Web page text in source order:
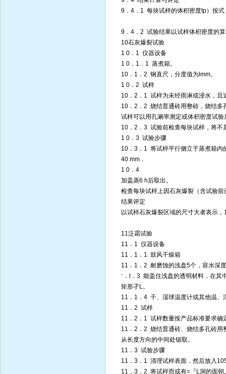
9．4．1 每块试样的体积密度tp）按
9．4．2 试验结果以试样体积密度的
10石灰爆裂试验
1 0．1 仪器设备
1 0．1．1 蒸煮箱。
10．1．2 钢直尺，分度值为lmm。
1 0．2 试样
10．2．1 试样为未经雨淋或浸水，且
10．2．2 烧结普通砖用整砖，烧结多
试样可以用孔涮率测定或体积密度试验
10．2．3 试验前检查每块试样，将不
1 0．3 试验步骤
10．3．1 将试样平行侧立于蒸煮箱内
40 mm．
1 0．4
加盖蒸6 h后取出。
检查每块试样上因石灰爆裂（含试验
结果评定
以试样石灰爆裂区域的尺寸大者表示，
11泛霜试验
11．1 仪器设备
11．1．1 鼓风干燥箱
11．1．2 耐磨蚀的浅盘5个，容水深
¨．l．3 能盖住浅盘的透明材料，在其
矩形孑L。
11．1．4 干、湿球温度计或其他温、
11．2 试样
11．2．1 试样数量按产品标准要求确
11．2．2 烧结普通砖、烧结多孔砖用
从长度方向的中间处锯取。
11．3 试验步骤
11．3．1 清理试样表面．然后放入
11．3．2 将试样而或有=『L洞的面